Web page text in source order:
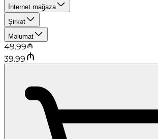
İnternet mağaza
Şirkət
Məlumat
49.99
39.99